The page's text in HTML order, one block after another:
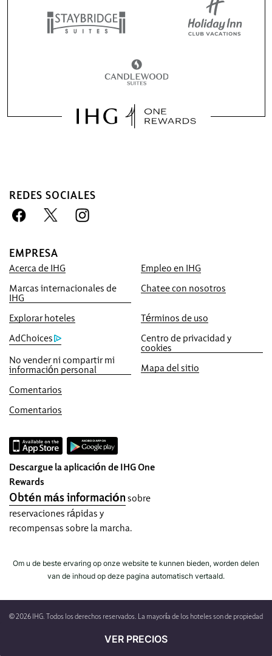
VER PRECIOS
REDES SOCIALES
EMPRESA
Acerca de IHG
Empleo en IHG
Marcas internacionales de
IHG
Chatee con nosotros
Explorar hoteles
Términos de uso
AdChoices
Centro de privacidad y
cookies
No vender ni compartir mi
información personal
Mapa del sitio
Comentarios
Comentarios
Descargue la aplicación de IHG One
Rewards
Obtén más información sobre
reservaciones rápidas y
recompensas sobre la marcha.
Ventaja de reservar con
nosotros
Mejor precio garantizado
Le prometemos el precio más bajo
disponible en línea, o lo igualaremos y le
otorgaremos cinco veces los puntos IHG®
One Rewards, hasta un máximo de
40,000puntos.
Garantía de reserva por Internet
No cobramos ninguna comisión por
reservar directamente con nosotros.
Privacidad de datos y seguridad del sitio
IHG se toma con seriedad su privacidad y
se esfuerza en protegerla. Toda la
información que proporciona está
encriptada y segura.
Om u de beste ervaring op onze website te kunnen bieden, worden delen
van de inhoud op deze pagina automatisch vertaald.
© 2026 IHG. Todos los derechos reservados. La mayoría de los hoteles son de propiedad